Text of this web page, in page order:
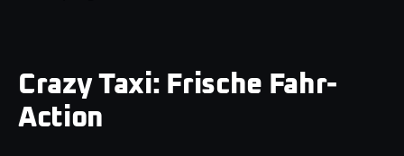
Crazy Taxi: Frische Fahr-
Action